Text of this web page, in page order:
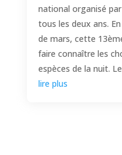
national organisé
tous les deux ans.
de mars, cette
faire connaître les
espèces de la nuit.
lire plus